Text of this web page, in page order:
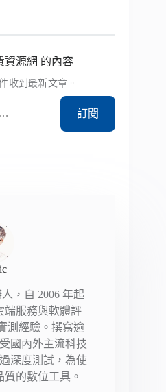
資源網 的內容
收到最新文章。
訂閱
，自 2006 年起
端服務與軟體評
測經驗。撰寫逾
國內外主流科技
深度測試，為使
的數位工具。